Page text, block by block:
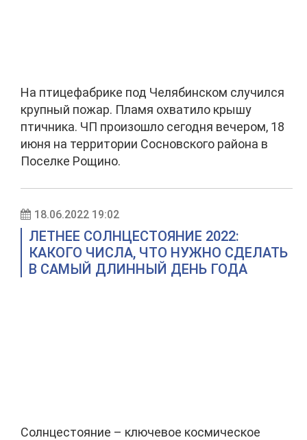
На птицефабрике под Челябинском случился
крупный пожар. Пламя охватило крышу
птичника. ЧП произошло сегодня вечером, 18
июня на территории Сосновского района в
Поселке Рощино.
18.06.2022 19:02
ЛЕТНЕЕ СОЛНЦЕСТОЯНИЕ 2022:
КАКОГО ЧИСЛА, ЧТО НУЖНО СДЕЛАТЬ
В САМЫЙ ДЛИННЫЙ ДЕНЬ ГОДА
Солнцестояние – ключевое космическое